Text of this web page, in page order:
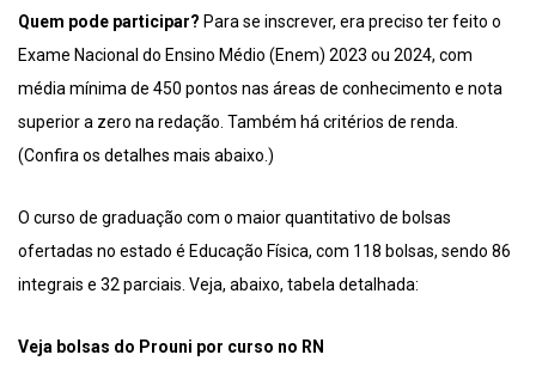
Quem pode participar? Para se inscrever, era preciso ter feito o
Exame Nacional do Ensino Médio (Enem) 2023 ou 2024, com
média mínima de 450 pontos nas áreas de conhecimento e nota
superior a zero na redação. Também há critérios de renda.
(Confira os detalhes mais abaixo.)
O curso de graduação com o maior quantitativo de bolsas
ofertadas no estado é Educação Física, com 118 bolsas, sendo 86
integrais e 32 parciais. Veja, abaixo, tabela detalhada:
Veja bolsas do Prouni por curso no RN